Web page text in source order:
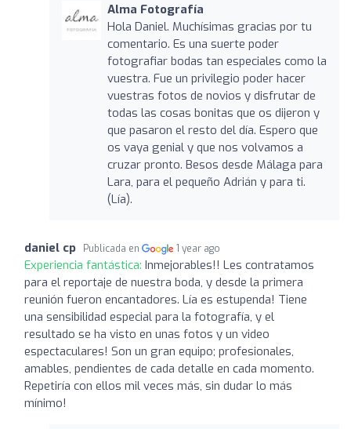
Alma Fotografía
Hola Daniel. Muchísimas gracias por tu
comentario. Es una suerte poder
fotografiar bodas tan especiales como la
vuestra. Fue un privilegio poder hacer
vuestras fotos de novios y disfrutar de
todas las cosas bonitas que os dijeron y
que pasaron el resto del día. Espero que
os vaya genial y que nos volvamos a
cruzar pronto. Besos desde Málaga para
Lara, para el pequeño Adrián y para ti.
(Lía).
daniel cp Publicada en 1 year ago
Experiencia fantástica: Inmejorables!! Les contratamos
para el reportaje de nuestra boda, y desde la primera
reunión fueron encantadores. Lía es estupenda! Tiene
una sensibilidad especial para la fotografía, y el
resultado se ha visto en unas fotos y un video
espectaculares! Son un gran equipo; profesionales,
amables, pendientes de cada detalle en cada momento.
Repetiría con ellos mil veces más, sin dudar lo más
mínimo!